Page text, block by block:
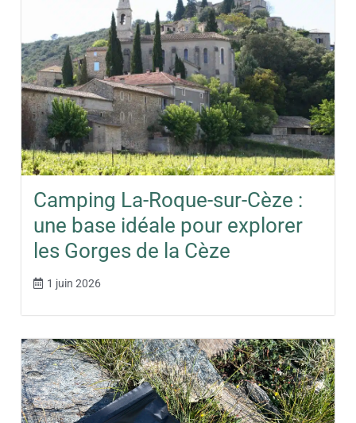
Camping La-Roque-sur-Cèze :
une base idéale pour explorer
les Gorges de la Cèze
1 juin 2026